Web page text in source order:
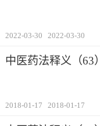
2022-03-30 2022-03-30
中医药法释义（63）
2018-01-17 2018-01-17